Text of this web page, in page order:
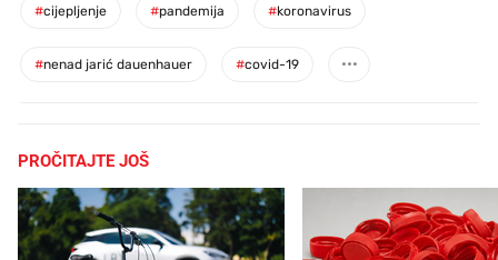
#cijepljenje #pandemija #koronavirus
#nenad jarić dauenhauer #covid-19
PROČITAJTE JOŠ